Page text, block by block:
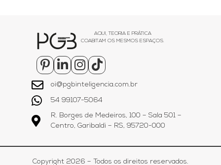
AQUI, TEORIA E PRÁTICA
COABITAM OS MESMOS ESPAÇOS.
oi@pgbinteligencia.com.br
54 99107-5064
R. Borges de Medeiros, 100 – Sala 501 –
Centro, Garibaldi – RS, 95720-000
Copyright 2026 – Todos os direitos reservados.